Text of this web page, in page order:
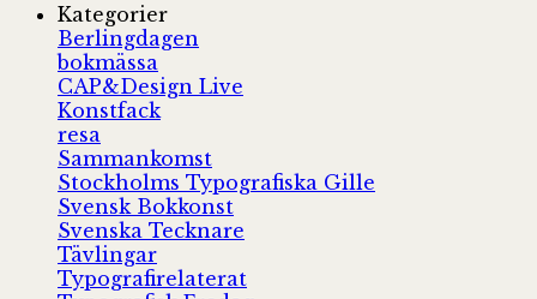
Kategorier
Berlingdagen
bokmässa
CAP&Design Live
Konstfack
resa
Sammankomst
Stockholms Typografiska Gille
Svensk Bokkonst
Svenska Tecknare
Tävlingar
Typografirelaterat